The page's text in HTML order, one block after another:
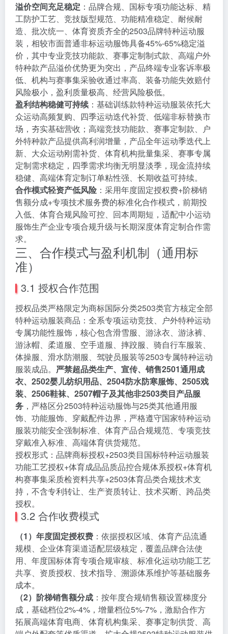
溢价空间充足稳定 ：品牌合规、国标专项功能达标、精
工防护工艺、竞技版型规范、功能精准稳定、耐候耐
造、批次统一、体育资质齐全的2503品牌特种运动服
装，相较市面普通非标运动服饰具备45%-65%稳定溢
价，其中专业竞技功能款、赛事定制制式款、高端户外
特种款产品溢价优势更为突出，产品终端专业客诉率极
低、机构与赛事集采验收通过率高、装备功能失效赔付
风险极小，盈利质量极高、经营风险极低。
盈利结构稳健可持续 ：基础训练款特种运动服装依托大
众运动高频复购、四季运动迭代补货、低端非标替换市
场，夯实基础营收；高端竞技功能款、赛事定制款、户
外特种款产品提供高利润增量，产品全年运动季迭代上
新、大众运动刚需补货、体育机构批量集采、赛事专属
定制需求稳定，四季需求均衡无明显淡季，现金流持续
稳健、高端体育定制订单粘性强、长期收益可持续。
合作模式轻资产低风险：采用年度固定授权费+阶梯销
售额分成+专项技术服务费的标准化合作模式，前期投
入低、体育合规风险可控、回本周期短，适配中小运动
服饰生产企业专项合规升级与长期深度体育定制合作需
求。
三、合作模式与盈利机制（通用标
准）
3.1 授权合作范围
授权品类严格限定为商标国际分类2503类官方核定全部
特种运动服装商品：全系专项运动竞技、户外特种运动
专属功能性服饰，核心包含滑雪服、游泳衣、游泳裤、
游泳帽、柔道服、空手道服、摔跤服、骑自行车服装、
体操服、滑水防潮服、驾驶员服装等2503专属特种运动
服装成品。 严禁超品类生产、宣传、销售2501通用成
衣、2502婴儿纺织用品、2504防水防寒服饰、2505戏
装、2506鞋袜、2507帽子及其他非2503类目产品服
务 ，严格区分2503特种运动服饰与25类其他通用服
饰、功能服饰、穿戴配件边界，严格遵守国家特种运动
服装功能安全强制标准、体育产品合规规范、专项竞技
穿戴准入标准、高端体育供货规范。
授权形式：品牌商标授权+2503类目国标特种运动服装
功能工艺授权+体育成品品质品控合规体系授权+体育机
构赛事集采质检资料共享+2503体育品类合规技术支
持，不含专利转让、生产资质转让、技术买断、跨品类
授权。
3.2 合作收费模式
（1）年度固定授权费 ：依据授权区域、体育产品流通
规模、企业体育渠道适配层级核定，覆盖品牌合法使
用、年度国标体育专项合规审核、标准化运动功能工艺
共享、资质授权、技术指导、溯源体系维护等基础服务
成本。
（2）阶梯销售额分成 ：按年度合规销售额设置梯度分
成，基础档位2%-4%，增量档位5%-7%，激励合作方
拓展高端体育电商、体育机构集采、赛事定制供货、高